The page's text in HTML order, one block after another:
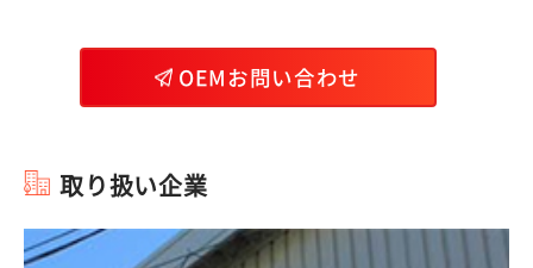
OEMお問い合わせ
取り扱い企業